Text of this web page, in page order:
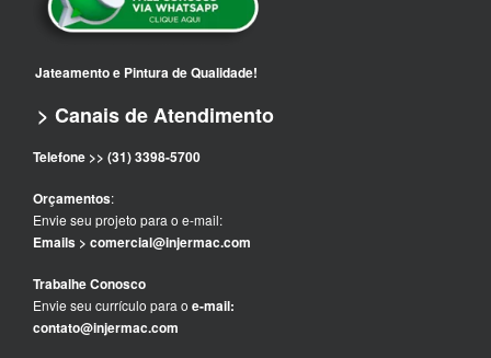
Jateamento e Pintura de Qualidade!
> Canais de Atendimento
Telefone >> (31) 3398-5700
Orçamentos:
Envie seu projeto para o e-mail:
Emails > comercial@injermac.com
Trabalhe Conosco
Envie seu currículo para o e-mail:
contato@injermac.com